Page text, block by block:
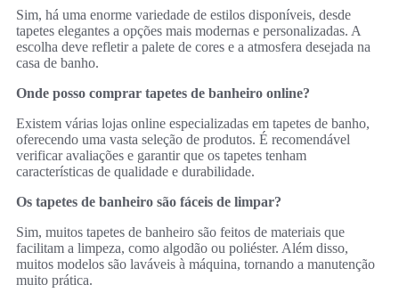
Sim, há uma enorme variedade de estilos disponíveis, desde
tapetes elegantes a opções mais modernas e personalizadas. A
escolha deve refletir a palete de cores e a atmosfera desejada na
casa de banho.
Onde posso comprar tapetes de banheiro online?
Existem várias lojas online especializadas em tapetes de banho,
oferecendo uma vasta seleção de produtos. É recomendável
verificar avaliações e garantir que os tapetes tenham
características de qualidade e durabilidade.
Os tapetes de banheiro são fáceis de limpar?
Sim, muitos tapetes de banheiro são feitos de materiais que
facilitam a limpeza, como algodão ou poliéster. Além disso,
muitos modelos são laváveis à máquina, tornando a manutenção
muito prática.